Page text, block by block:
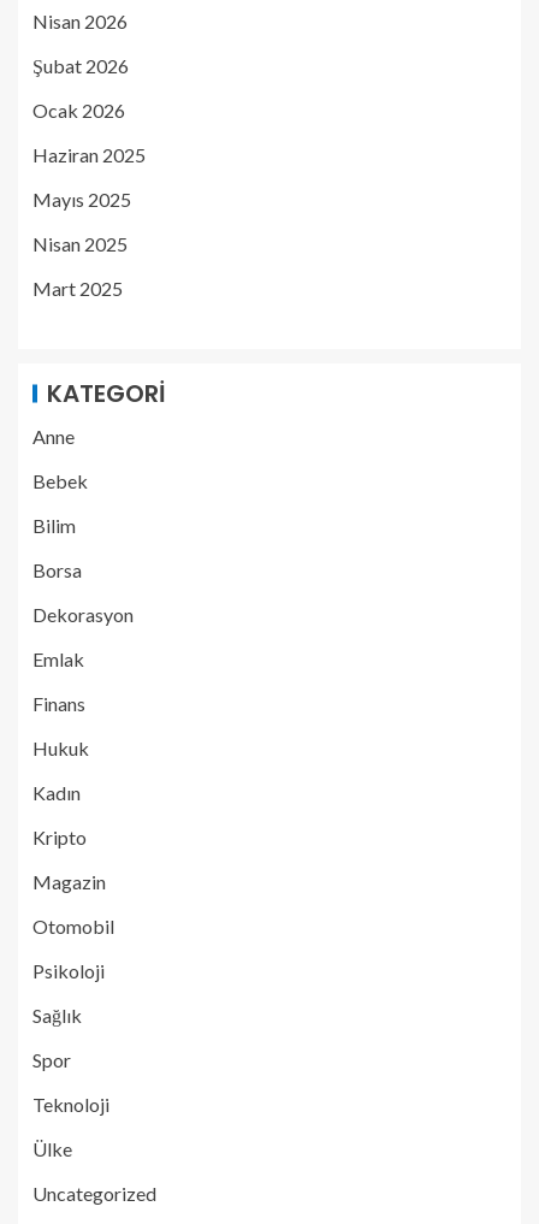
Nisan 2026
Şubat 2026
Ocak 2026
Haziran 2025
Mayıs 2025
Nisan 2025
Mart 2025
KATEGORI
Anne
Bebek
Bilim
Borsa
Dekorasyon
Emlak
Finans
Hukuk
Kadın
Kripto
Magazin
Otomobil
Psikoloji
Sağlık
Spor
Teknoloji
Ülke
Uncategorized